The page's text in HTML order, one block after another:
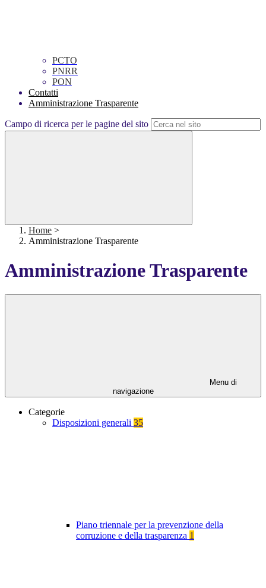
PCTO
PNRR
PON
Contatti
Amministrazione Trasparente
Campo di ricerca per le pagine del sito
Home >
Amministrazione Trasparente
Amministrazione Trasparente
Menu di
navigazione
Categorie
Disposizioni generali 35
Piano triennale per la prevenzione della
corruzione e della trasparenza 1